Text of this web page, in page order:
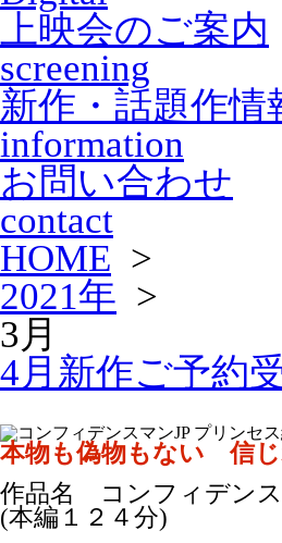
上映会のご案内
screening
新作・話題作情
information
お問い合わせ
contact
HOME >
2021年 >
3月
4月新作ご予約
本物も偽物もない 信
作品名 コンフィデンス
(本編１２４分)